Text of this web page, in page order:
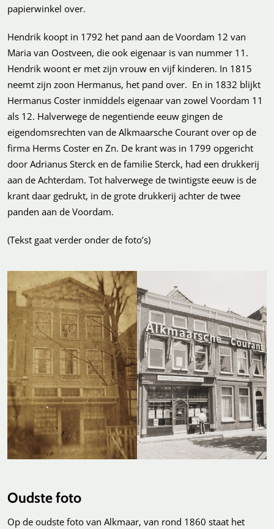
papierwinkel over.
Hendrik koopt in 1792 het pand aan de Voordam 12 van
Maria van Oostveen, die ook eigenaar is van nummer 11.
Hendrik woont er met zijn vrouw en vijf kinderen. In 1815
neemt zijn zoon Hermanus, het pand over. En in 1832 blijkt
Hermanus Coster inmiddels eigenaar van zowel Voordam 11
als 12. Halverwege de negentiende eeuw gingen de
eigendomsrechten van de Alkmaarsche Courant over op de
firma Herms Coster en Zn. De krant was in 1799 opgericht
door Adrianus Sterck en de familie Sterck, had een drukkerij
aan de Achterdam. Tot halverwege de twintigste eeuw is de
krant daar gedrukt, in de grote drukkerij achter de twee
panden aan de Voordam.
(Tekst gaat verder onder de foto’s)
Oudste foto
Op de oudste foto van Alkmaar, van rond 1860 staat het